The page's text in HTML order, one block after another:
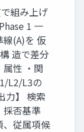
組み上げ
1 一
線(A)を 仮
造で差分
属性 ・関
L2/L3の
力】 検索
採否基準
、従属項候